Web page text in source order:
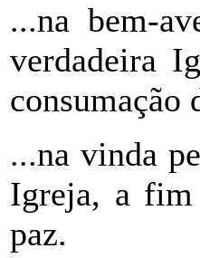
...na bem-
verdadeira
consumação
...na vinda
Igreja, a fim
paz.